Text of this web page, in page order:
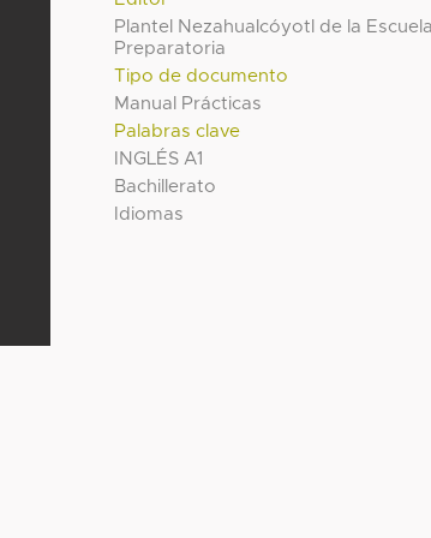
Plantel Nezahualcóyotl de la
Preparatoria
Tipo de documento
Manual Prácticas
Palabras clave
INGLÉS A1
Bachillerato
Idiomas